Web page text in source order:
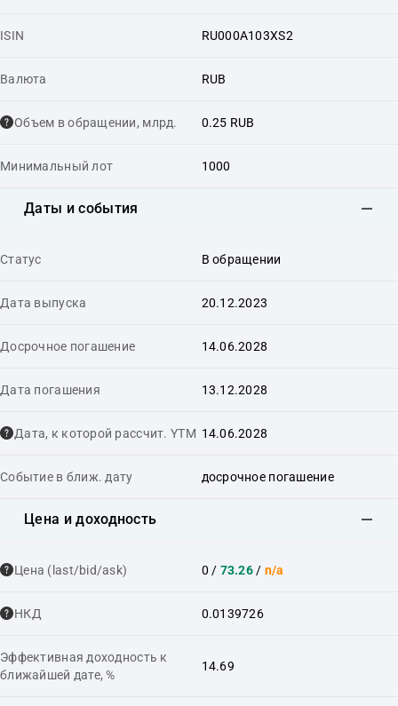
ISIN RU000A103XS2
Валюта RUB
Объем в обращении, млрд. 0.25 RUB
Минимальный лот 1000
Даты и события
Статус В обращении
Дата выпуска 20.12.2023
Досрочное погашение 14.06.2028
Дата погашения 13.12.2028
Дата, к которой рассчит. YTM 14.06.2028
Событие в ближ. дату досрочное погашение
Цена и доходность
Цена (last/bid/ask) 0 / 73.26 / n/a
НКД 0.0139726
Эффективная доходность к
ближайшей дате, %
14.69